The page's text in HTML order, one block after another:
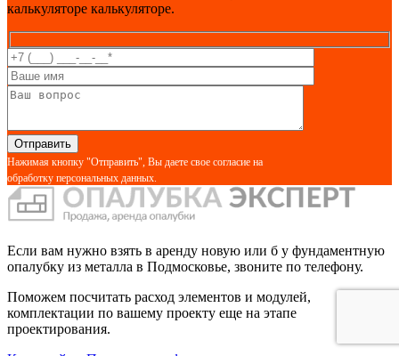
калькуляторе калькуляторе.
Нажимая кнопку "Отправить", Вы даете свое согласие на
обработку персональных данных.
Если вам нужно взять в аренду новую или б у фундаментную
опалубку из металла в Подмосковье, звоните по телефону.
Поможем посчитать расход элементов и модулей,
комплектации по вашему проекту еще на этапе
проектирования.